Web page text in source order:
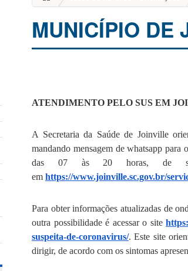
MUNICÍPIO DE
ATENDIMENTO PELO SUS EM
A Secretaria da Saúde de Joinville
mandando mensagem de whatsapp
das 07 às 20 horas, de
em https://www.joinville.sc.gov.br/
Para obter informações atualizadas de
outra possibilidade é acessar o site
suspeita-de-coronavirus/. Este site
dirigir, de acordo com os sintomas